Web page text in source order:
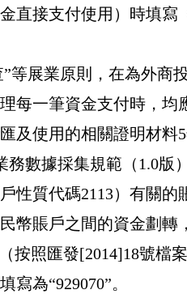
直接支付使用）時填寫
”等展業原則，在為外商
每一筆資金支付時，均
及使用的相關證明材料5
務數據採集規範（1.0版）
性質代碼2113）有關的
幣賬戶之間的資金劃轉
按照匯發[2014]18號檔
寫為“929070”。